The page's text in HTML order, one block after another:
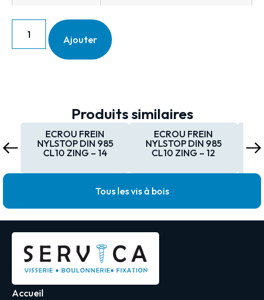
Ajouter
Produits similaires
ECROU FREIN
NYLSTOP DIN 985
CL10 ZING – 14
ECROU FREIN
NYLSTOP DIN 985
CL10 ZING – 12
Tous les vis à bois
Accueil